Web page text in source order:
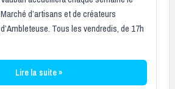
Marché d’artisans et de créateurs
d’Ambleteuse. Tous les vendredis, de 17h
Lire la suite »